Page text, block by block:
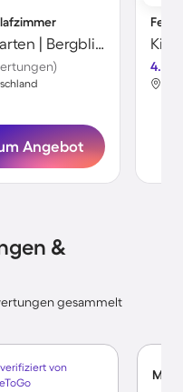
Apartment mit Grill und Garten | Bergblick
Angebot
4.8
&
gesammelt
von